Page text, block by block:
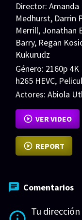
Director: Amanda
Medhurst, Darrin
Merrill, Jonathan
Barry, Regan
Kukurudz
Género: 2160p 4K
h265 HEVC,
Actores: Abiola
VER MÁS
VER VIDEO
REPORT
Comentarios
Tu